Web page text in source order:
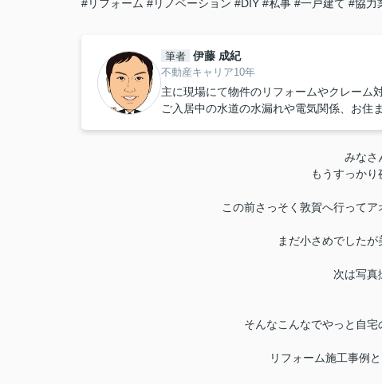
#リフォーム #リノベーション #DIY #私事 #一戸建て #協力
筆者 伊藤 成紀
不動産キャリア10年
主に現場にて物件のリフォームやクレーム
ご入居中の水道の水漏れや電気関係、お住
みなさ
もうすっかり
この前さっそく敦賀へ行って
まだ小さめでした
次は写真
そんなこんなでやっと自宅
リフォーム施工事例